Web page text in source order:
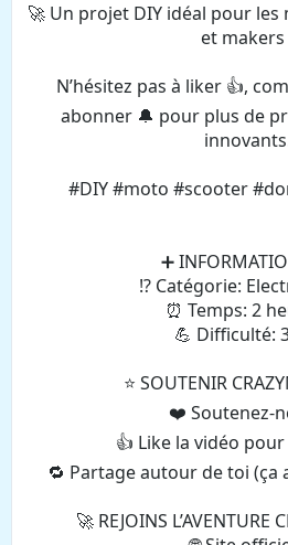
🚀 Un projet DIY idéal pour
et makers
N’hésitez pas à liker 👍,
abonner 🔔 pour plus de
#DIY #moto #scooter
➕
⁉️ Catégorie:
⏰ Temps: 2
💪 Difficulté:
⭐️ SOUTENIR
❤️ Soutenez-
👍 Like la vidéo
🔁 Partage autour de toi (ça
🚀 REJOINS L’AVENTURE